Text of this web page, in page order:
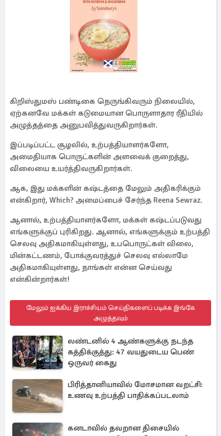
கிறிஸ்துமஸ் பண்டிகை நெருங்கிவரும் நிலையில்,
ஏற்கனவே மக்கள் கடுமையான பொருளாதார ரீதியில்
அழுத்தத்தை அனுபவித்துவருகிறார்கள்.
இப்படிப்பட்ட சூழலில், உற்பத்தியாளர்களோ,
அமைதியாக பொருட்களின் அளவைக் குறைத்து,
விலையை உயர்த்திவருகிறார்கள்.
ஆக, இது மக்களின் கஷ்டத்தை மேலும் அதிகரிக்கும்
என்கிறார், Which? அமைப்பைச் சேர்ந்த Reena Sewraz.
ஆனால், உற்பத்தியாளர்களோ, மக்கள் கஷ்டப்படுவது
எங்களுக்குப் புரிகிறது. ஆனால், எங்களுக்கும் உற்பத்தி
செலவு அதிகமாகியுள்ளது, உபபொருட்கள் விலை,
மின்கட்டணம், போக்குவரத்துச் செலவு எல்லாமே
அதிகமாகியுள்ளது, நாங்கள் என்ன செய்வது
என்கின்றார்கள்!
மேலும் ஐக்கிய இராச்சியம் செய்திகளைப் படிக்க இங்கே
அழுத்தவும்
லண்டனில் 4 ஆண்களுக்கு நடந்த
கத்திக்குத்து: 47 வயதுடைய பெண்
ஒருவர் கைது
பிரித்தானியாவில் மோசமான வறட்சி:
உணவு உற்பத்தி பாதிக்கப்படலாம்
கனடாவில் தவறான திசையில்